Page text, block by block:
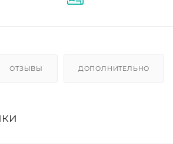
ОТЗЫВЫ ДОПОЛНИТЕЛЬНО